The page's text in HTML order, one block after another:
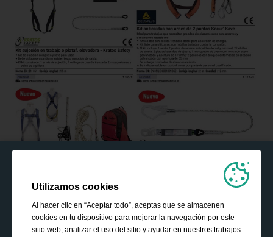
Utilizamos cookies
Al hacer clic en “Aceptar todo”, aceptas que se almacenen
cookies en tu dispositivo para mejorar la navegación por este
sitio web, analizar el uso del sitio y ayudar en nuestros trabajos